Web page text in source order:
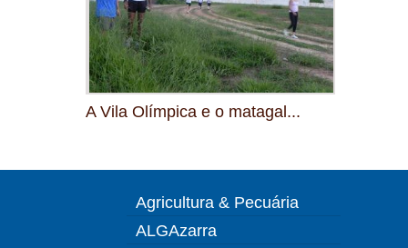
A Vila Olímpica e o matagal...
Agricultura & Pecuária
ALGAzarra